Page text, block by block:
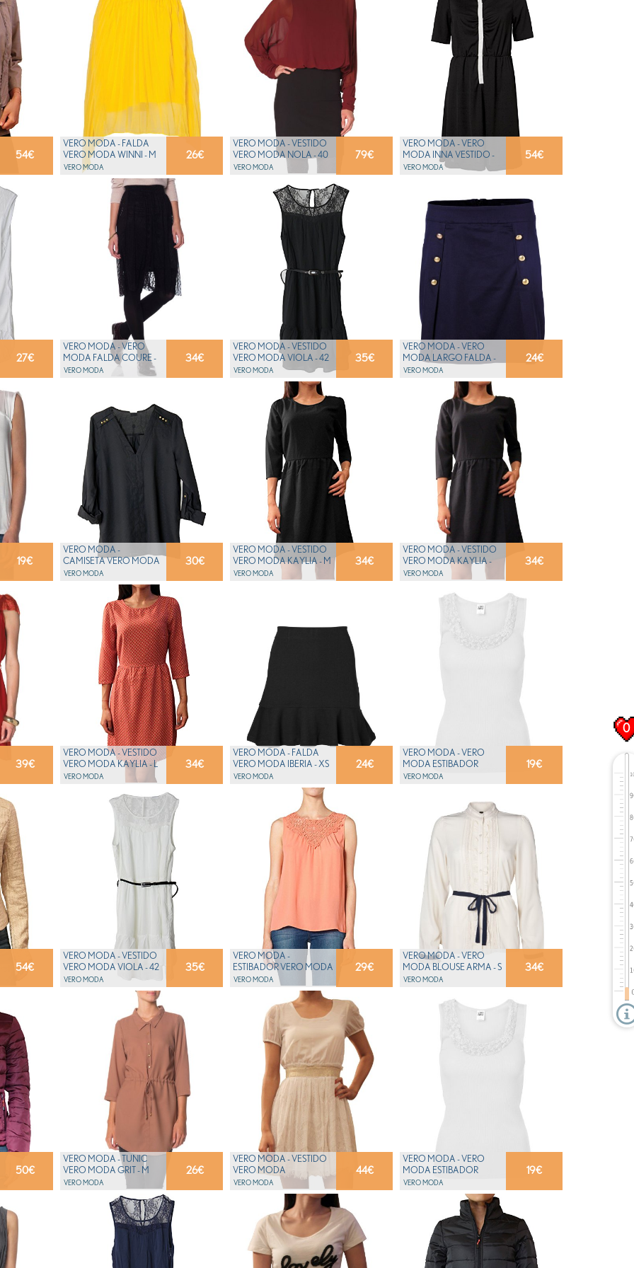
54€ 26€
VERO MODA - FALDA
VERO MODA WINNI - M
VERO MODA
79€
VERO MODA - VESTIDO
VERO MODA NOLA - 40
VERO MODA
54€
VERO MODA - VERO
MODA INNA VESTIDO -
40
VERO MODA
27€ 34€
VERO MODA - VERO
MODA FALDA COURE -
XS
VERO MODA
35€
VERO MODA - VESTIDO
VERO MODA VIOLA - 42
VERO MODA
24€
VERO MODA - VERO
MODA LARGO FALDA -
34
VERO MODA
19€ 30€
VERO MODA -
CAMISETA VERO MODA
ANNIKA - XS
VERO MODA
34€
VERO MODA - VESTIDO
VERO MODA KAYLIA - M
VERO MODA
34€
VERO MODA - VESTIDO
VERO MODA KAYLIA -
XS
VERO MODA
39€ 34€
VERO MODA - VESTIDO
VERO MODA KAYLIA - L
VERO MODA
24€
VERO MODA - FALDA
VERO MODA IBERIA - XS
VERO MODA
19€
VERO MODA - VERO
MODA ESTIBADOR
ROSALINA - S
VERO MODA
54€ 35€
VERO MODA - VESTIDO
VERO MODA VIOLA - 42
VERO MODA
29€
VERO MODA -
ESTIBADOR VERO MODA
DEBORAH - S
VERO MODA
34€
VERO MODA - VERO
MODA BLOUSE ARMA - S
VERO MODA
50€ 26€
VERO MODA - TUNIC
VERO MODA GRIT - M
VERO MODA
44€
VERO MODA - VESTIDO
VERO MODA
ANASTASIA - L
VERO MODA
19€
VERO MODA - VERO
MODA ESTIBADOR
ROSALINA - M
VERO MODA
0